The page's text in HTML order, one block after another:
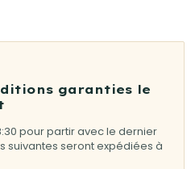
garanties le
pour partir avec le dernier
suivantes seront expédiées à